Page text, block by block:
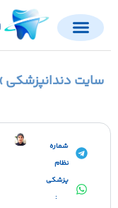
دندانپزشکی»
شماره
پزشکی